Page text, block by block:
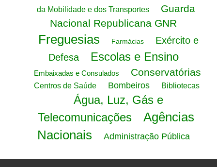
da Mobilidade e dos Transportes
Guarda
Nacional Republicana GNR
Freguesias Farmácias
Exército e
Defesa
Escolas e Ensino
Embaixadas e Consulados Conservatórias
Centros de Saúde Bombeiros Bibliotecas
Água, Luz, Gás e
Telecomunicações
Agências
Nacionais
Administração Pública